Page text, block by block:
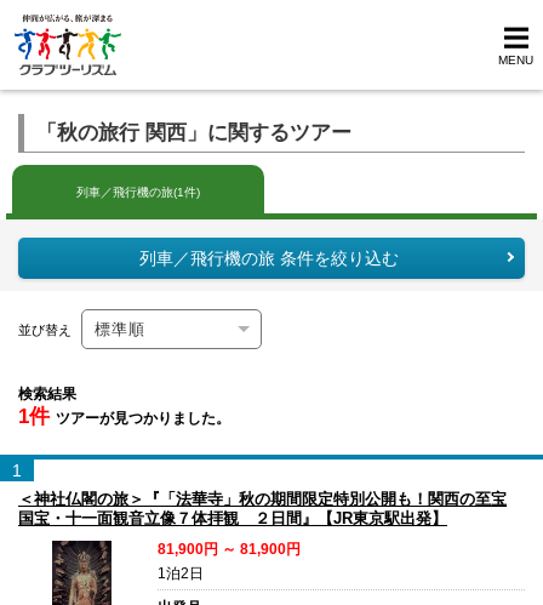
MENU
「秋の旅行 関西」に関するツアー
列車／飛行機の旅(1件)
列車／飛行機の旅 条件を絞り込む
並び替え
検索結果
1件 ツアーが見つかりました。
1
＜神社仏閣の旅＞『「法華寺」秋の期間限定特別公開も！関西の至宝
国宝・十一面観音立像７体拝観 ２日間』【JR東京駅出発】
81,900円 ～ 81,900円
1泊2日